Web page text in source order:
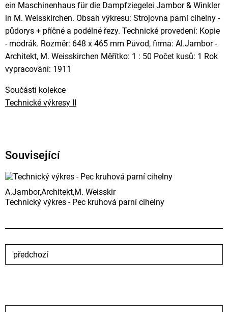
ein Maschinenhaus für die Dampfziegelei Jambor & Winkler
in M. Weisskirchen. Obsah výkresu: Strojovna parní cihelny -
půdorys + příčné a podélné řezy. Technické provedení: Kopie
- modrák. Rozměr: 648 x 465 mm Původ, firma: Al.Jambor -
Architekt, M. Weisskirchen Měřítko: 1 : 50 Počet kusů: 1 Rok
vypracování: 1911
Součástí kolekce
Technické výkresy II
Související
A.Jambor,Architekt,M. Weisskir
Technický výkres - Pec kruhová parní cihelny
předchozí